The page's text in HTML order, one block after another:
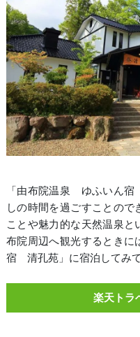
「由布院温泉 ゆふいん
しの時間を過ごすことの
ことや魅力的な天然温泉
布院周辺へ観光するとき
宿 清孔苑」に宿泊してみて
楽天トラ